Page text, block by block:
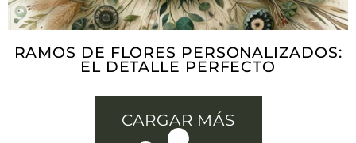
RAMOS DE FLORES PERSONALIZADOS:
EL DETALLE PERFECTO
CARGAR MÁS